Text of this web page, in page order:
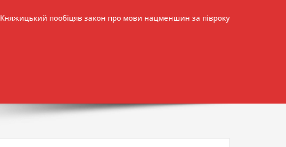
Княжицький пообіцяв закон про мови нацменшин за півроку